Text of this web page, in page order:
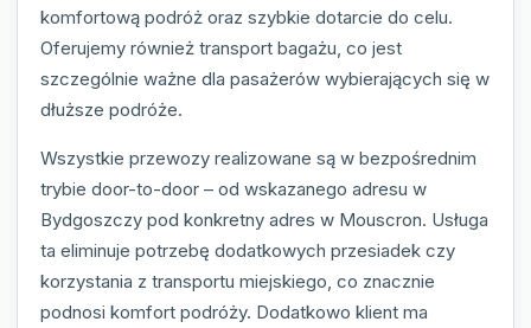
komfortową podróż oraz szybkie dotarcie do celu.
Oferujemy również transport bagażu, co jest
szczególnie ważne dla pasażerów wybierających się w
dłuższe podróże.
Wszystkie przewozy realizowane są w bezpośrednim
trybie door-to-door – od wskazanego adresu w
Bydgoszczy pod konkretny adres w Mouscron. Usługa
ta eliminuje potrzebę dodatkowych przesiadek czy
korzystania z transportu miejskiego, co znacznie
podnosi komfort podróży. Dodatkowo klient ma